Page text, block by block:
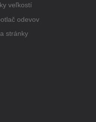
veľkostí
odevov
stránky